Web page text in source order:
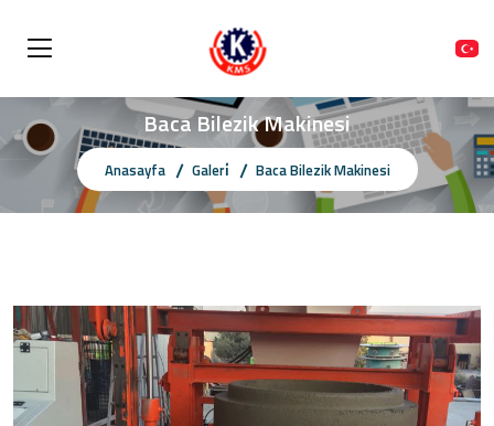
Baca Bilezik Makinesi
Anasayfa Galeri̇ Baca Bilezik Makinesi